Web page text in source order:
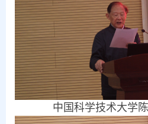
中国科学技术大学